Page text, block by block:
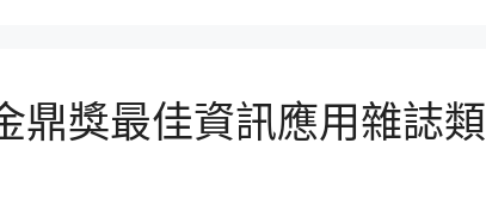
鼎獎最佳資訊應用雜誌類